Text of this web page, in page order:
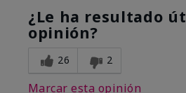
¿Le ha resultado
opinión?
26 2
Marcar esta opinión